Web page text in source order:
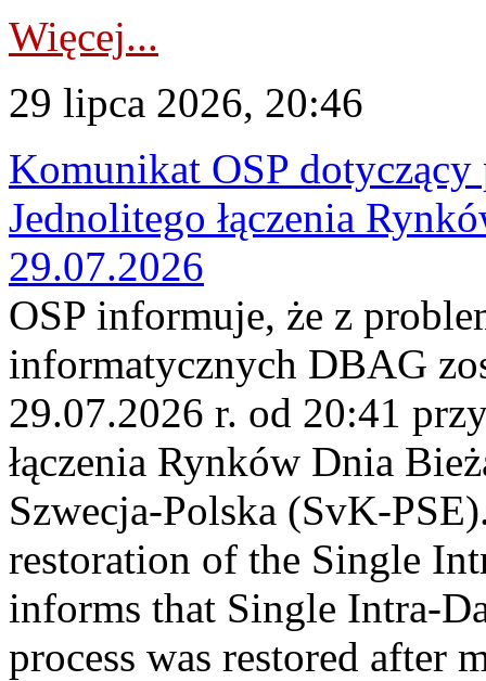
Więcej...
29 lipca 2026, 20:46
Komunikat OSP
Jednolitego łączenia
29.07.2026
OSP informuje, że z
informatycznych DBAG
29.07.2026 r. od 20:41
łączenia Rynków Dnia
Szwecja-Polska (SvK-
restoration of the Single
informs that Single Intra-
process was restored after